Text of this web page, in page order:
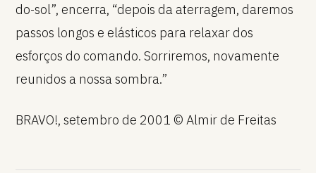
do-sol”, encerra, “depois da aterragem, daremos
passos longos e elásticos para relaxar dos
esforços do comando. Sorriremos, novamente
reunidos a nossa sombra.”
BRAVO!, setembro de 2001 © Almir de Freitas